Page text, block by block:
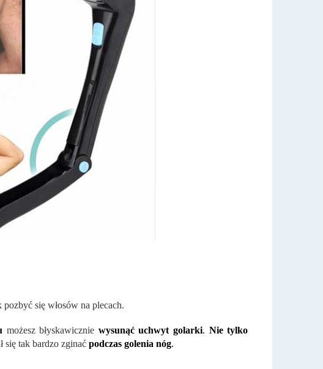
się włosów na plecach.
możesz błyskawicznie wysunąć uchwyt golarki. Nie tylko
się tak bardzo zginać podczas golenia nóg.